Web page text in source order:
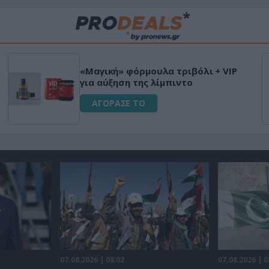
διεγερτικό
Μεταμόρφωσε τον
Ultra Box Μίνι
μπαταρία λιθίου
07.08.2026 | 08:02 07.08.2026 |